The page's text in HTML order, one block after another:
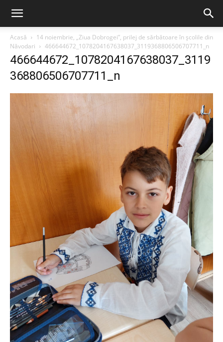
Acasă
14 noiembrie, „Ziua Dobrogei”, prilej de sărbătoare în școlile din
Năvodari
466644672_1078204167638037_3119368806506707711_n
466644672_1078204167638037_3119
368806506707711_n